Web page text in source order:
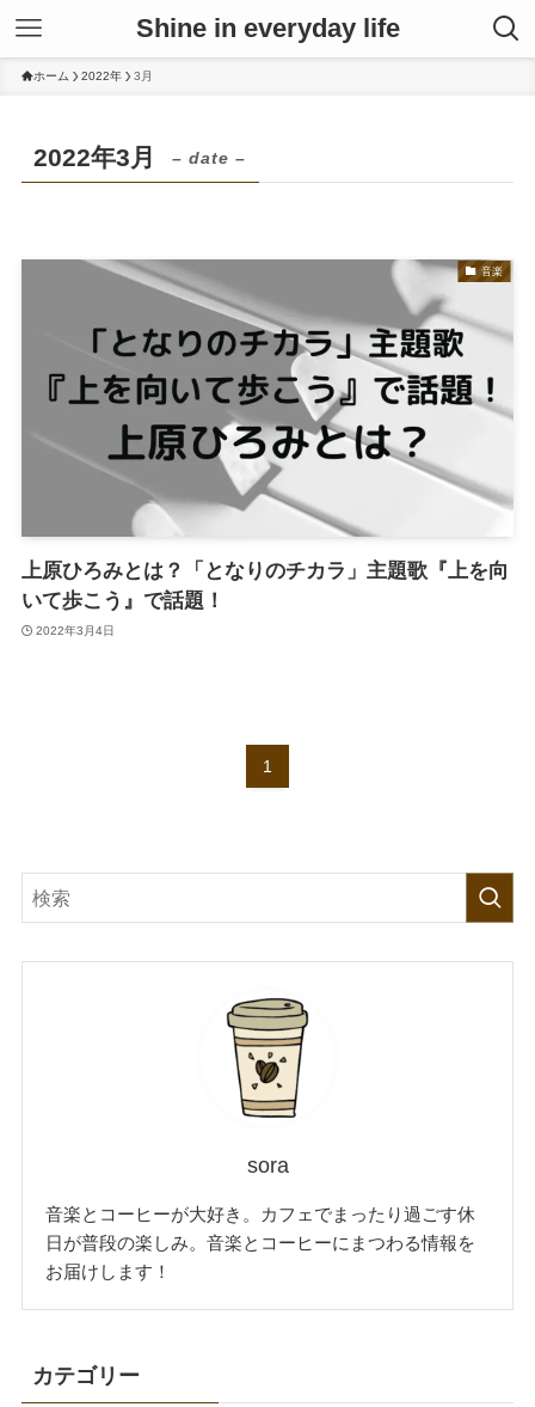
Shine in everyday life
ホーム 2022年 3月
2022年3月 – date –
音楽
上原ひろみとは？「となりのチカラ」主題歌『上を向
いて歩こう』で話題！
2022年3月4日
1
sora
音楽とコーヒーが大好き。カフェでまったり過ごす休
日が普段の楽しみ。音楽とコーヒーにまつわる情報を
お届けします！
カテゴリー